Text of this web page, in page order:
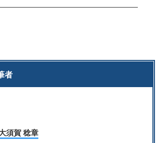
者
須賀 稔章